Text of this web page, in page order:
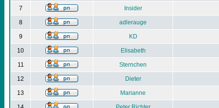
7 Insider
8 adlerauge
9 KD
10 Elisabeth
11 Sternchen
12 Dieter
13 Marianne